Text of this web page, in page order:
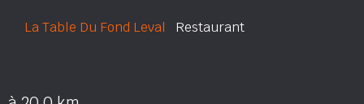
La Table Du Fond Leval Restaurant